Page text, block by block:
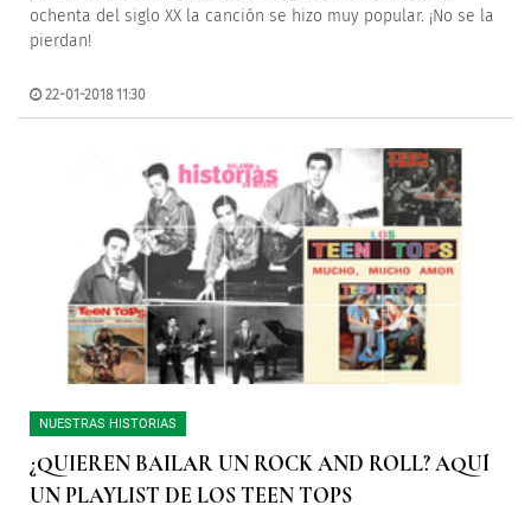
ochenta del siglo XX la canción se hizo muy popular. ¡No se la
pierdan!
22-01-2018 11:30
NUESTRAS HISTORIAS
¿QUIEREN BAILAR UN ROCK AND ROLL? AQUÍ
UN PLAYLIST DE LOS TEEN TOPS